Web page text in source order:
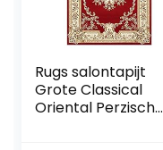
Rugs salontapijt
Grote Classical
Oriental Perzische